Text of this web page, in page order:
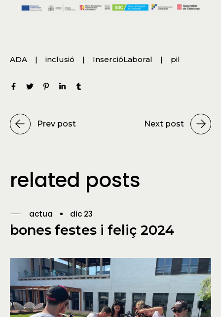
ADA inclusió InsercióLaboral pil
Prev post Next post
related posts
actua dic 23
bones festes i feliç 2024